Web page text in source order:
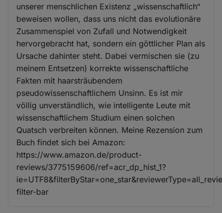
unserer menschlichen Existenz „wissenschaftlich“
beweisen wollen, dass uns nicht das evolutionäre
Zusammenspiel von Zufall und Notwendigkeit
hervorgebracht hat, sondern ein göttlicher Plan als
Ursache dahinter steht. Dabei vermischen sie (zu
meinem Entsetzen) korrekte wissenschaftliche
Fakten mit haarsträubendem
pseudowissenschaftlichem Unsinn. Es ist mir
völlig unverständlich, wie intelligente Leute mit
wissenschaftlichem Studium einen solchen
Quatsch verbreiten können. Meine Rezension zum
Buch findet sich bei Amazon:
https://www.amazon.de/product-
reviews/3775159606/ref=acr_dp_hist_1?
filter-bar